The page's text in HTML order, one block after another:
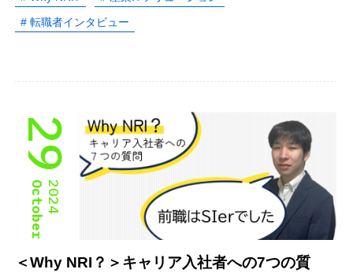
# 転職者インタビュー
29
2024
October
＜Why NRI？＞キャリア入社者への7つの質